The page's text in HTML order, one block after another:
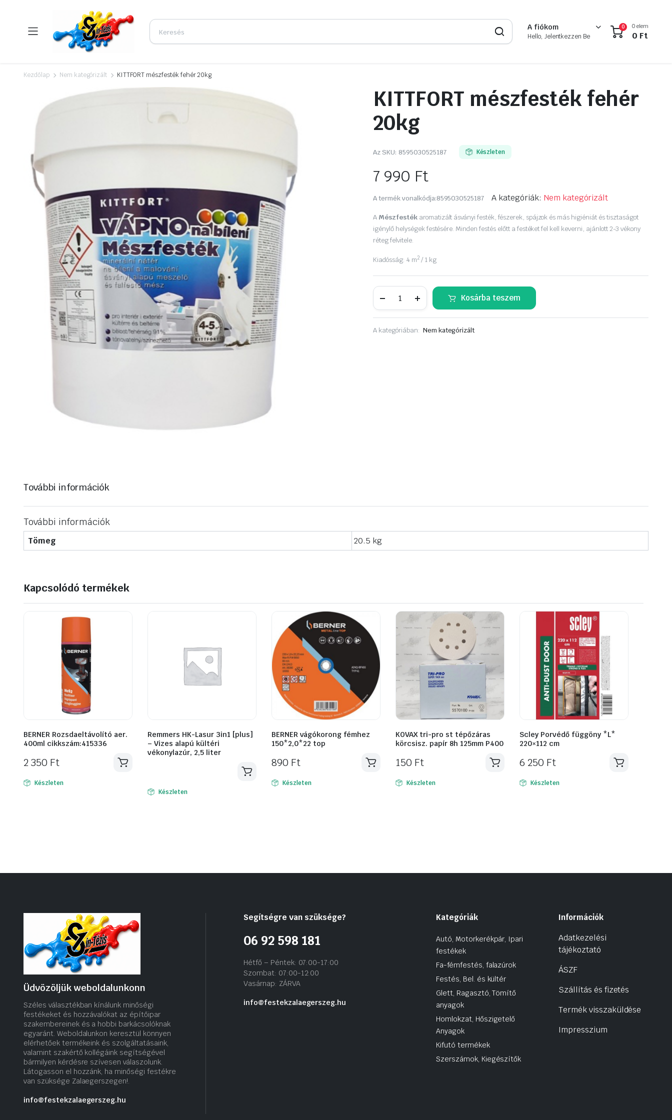
A fiókom
Hello, Jelentkezzen Be
0 0 elem
0 Ft
Kezdőlap Nem kategórizált KITTFORT mészfesték fehér 20kg
KITTFORT mészfesték fehér
20kg
Az SKU: 8595030525187 Készleten
7 990 Ft
A termék vonalkódja:8595030525187 A kategóriák: Nem kategórizált
A Mészfestékaromatizált ásványi festék, fészerek, spájzok és más higiéniát és tisztaságot
igénylő helységek festésére. Minden festés előtt a festéket fel kell keverni, ajánlott 2-3 vékony
réteg felvitele.
Kiadósság: 4 m2/ 1 kg
mészfesték
20kg
Kosárba teszem
A kategóriában: Nem kategórizált
További információk
További információk
Tömeg 20.5 kg
Kapcsolódó termékek
BERNER Rozsdaeltávolító aer.
400ml cikkszám:415336
2 350 Ft
Készleten
Remmers HK-Lasur 3in1 [plus]
– Vizes alapú kültéri
vékonylazúr, 2,5 liter
Készleten
BERNER vágókorong fémhez
150*2,0*22 top
890 Ft
Készleten
KOVAX tri-pro st tépőzáras
körcsisz. papír 8h 125mm P400
150 Ft
Készleten
Scley Porvédő függöny *L*
220×112 cm
6 250 Ft
Készleten
Üdvözöljük weboldalunkonn
Széles választékban kínálunk minőségi
festékeket és hozzávalókat az építőipar
szakembereinek és a hobbi barkácsolóknak
egyaránt. Weboldalunkon keresztül könnyen
elérhetőek termékeink és szolgáltatásaink,
valamint szakértő kollégáink segítségével
bármilyen kérdésre szívesen válaszolunk.
Látogasson el hozzánk, ha minőségi festékre
van szüksége Zalaegerszegen!.
info@festekzalaegerszeg.hu
Segítségre van szüksége?
06 92 598 181
Hétfő – Péntek: 07:00-17:00
Szombat: 07:00-12:00
Vasárnap: ZÁRVA
info@festekzalaegerszeg.hu
Kategóriák
Autó, Motorkerékpár, Ipari
festékek
Fa-fémfestés, falazúrok
Festés, Bel. és kültér
Glett, Ragasztó, Tömítő
anyagok
Homlokzat, Hőszigetelő
Anyagok
Kifutó termékek
Szerszámok, Kiegészítők
Információk
Adatkezelési
tájékoztató
ÁSZF
Szállítás és fizetés
Termék visszaküldése
Impresszium